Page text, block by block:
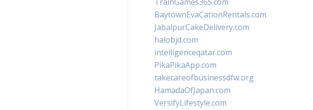
BaytownEvaCationRentals.com
JabalpurCakeDelivery.com
halobjd.com
intelligenceqatar.com
PikaPikaApp.com
takecareofbusinessdfw.org
HamadaOfJapan.com
VersifyLifestyle.com